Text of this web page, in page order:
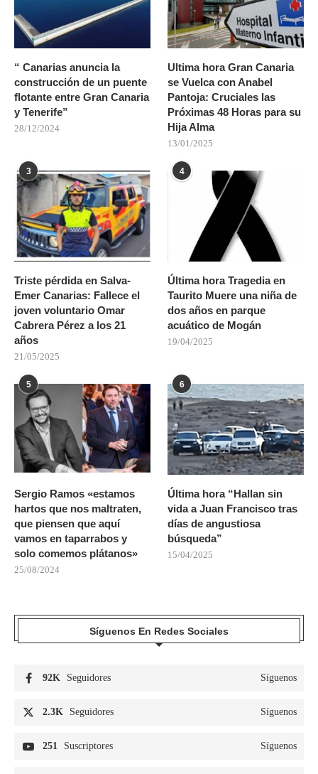
“ Canarias anuncia la
construcción de un puente
flotante entre Gran Canaria
y Tenerife”
28/12/2024
Ultima hora Gran Canaria
se Vuelca con Anabel
Pantoja: Cruciales las
Próximas 48 Horas para su
Hija Alma
13/01/2025
3
Triste pérdida en Salva-
Emer Canarias: Fallece el
joven voluntario Omar
Cabrera Pérez a los 21
años
21/05/2025
4
Última hora Tragedia en
Taurito Muere una niña de
dos años en parque
acuático de Mogán
19/04/2025
5
Sergio Ramos «estamos
hartos que nos maltraten,
que piensen que aquí
vamos en taparrabos y
solo comemos plátanos»
25/08/2024
6
Última hora “Hallan sin
vida a Juan Francisco tras
días de angustiosa
búsqueda”
15/04/2025
Síguenos En Redes Sociales
92K Seguidores Síguenos
2.3K Seguidores Síguenos
251 Suscriptores Síguenos